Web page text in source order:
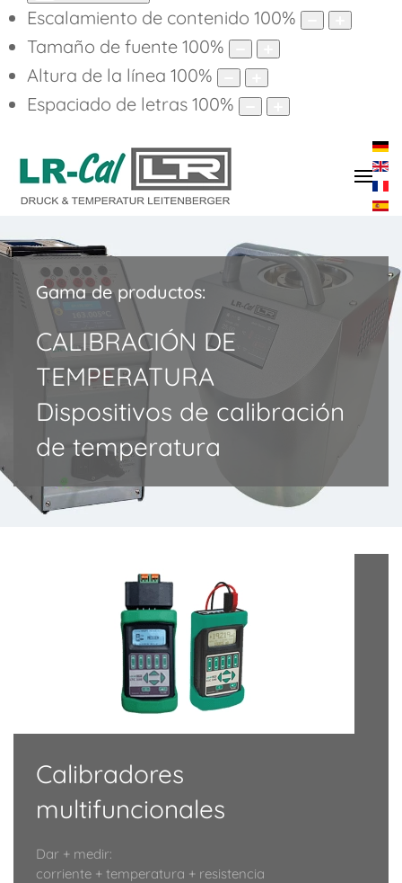
Escalamiento de contenido 100%
Tamaño de fuente 100%
Altura de la línea 100%
Espaciado de letras 100%
Gama de productos:
CALIBRACIÓN DE
TEMPERATURA
Dispositivos de calibración
de temperatura
Calibradores
multifuncionales
Dar + medir:
corriente + temperatura + resistencia